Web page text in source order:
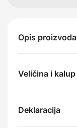
Opis proizvoda
Veličina i kalup
Deklaracija